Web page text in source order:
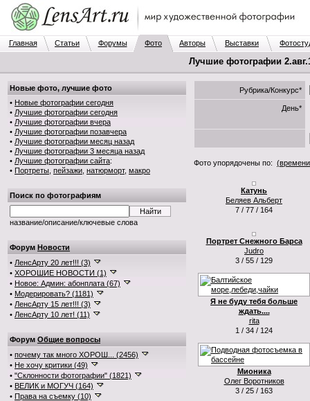
Главная Статьи Форумы Фото Авторы Выставки
Лучшие фотографии
Новые фото, лучшие фото
• Новые фотографии сегодня
• Лучшие фотографии сегодня
• Лучшие фотографии вчера
• Лучшие фотографии позавчера
• Лучшие фотографии месяц назад
• Лучшие фотографии 3 месяца назад
• Лучшие фотографии сайта:
• Портреты пейзажи натюрморт, макро
Поиск по фотографиям
название/описание/ключевые слова
Форум Новости
• ЛенсАрту 20 лет!!! (3)
• ХОРОШИЕ НОВОСТИ (1)
• Новое: Админ: абонплата (67)
• Модерировать? (1181)
• ЛенсАрту 15 лет!!! (3)
• ЛенсАрту 10 лет! (11)
Форум Общие вопросы
• почему так много ХОРОШ... (2456)
• Не хочу критики (49)
• "Склонности фотографии" (1821)
• ВЕЛИК и МОГУЧ (164)
• Права на съемку (10)
Рубрика/Конкурс*
День*
Фото упорядочены по: (времени
Катунь
Беляев Альберт
7 / 77 / 164
Портрет Снежного Барса
Judro
3 / 55 / 129
Я не буду тебя больше
ждать....
rita
1 / 34 / 124
Мионика
Олег Воротников
3 / 25 / 163